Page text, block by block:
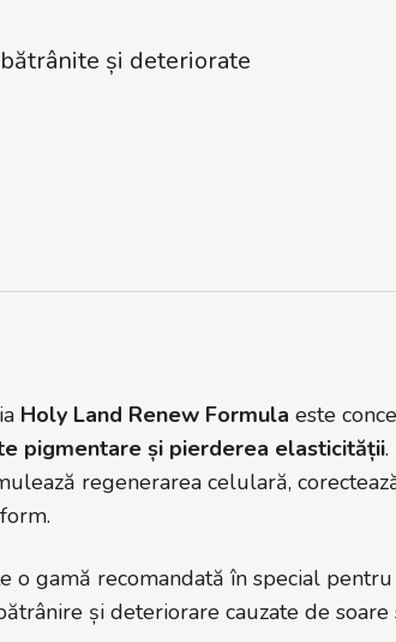
și deteriorate
Holy Land Renew Formula este
pigmentare și pierderea elasticității.
regenerarea celulară,
o gamă recomandată în special
și deteriorare cauzate de soare